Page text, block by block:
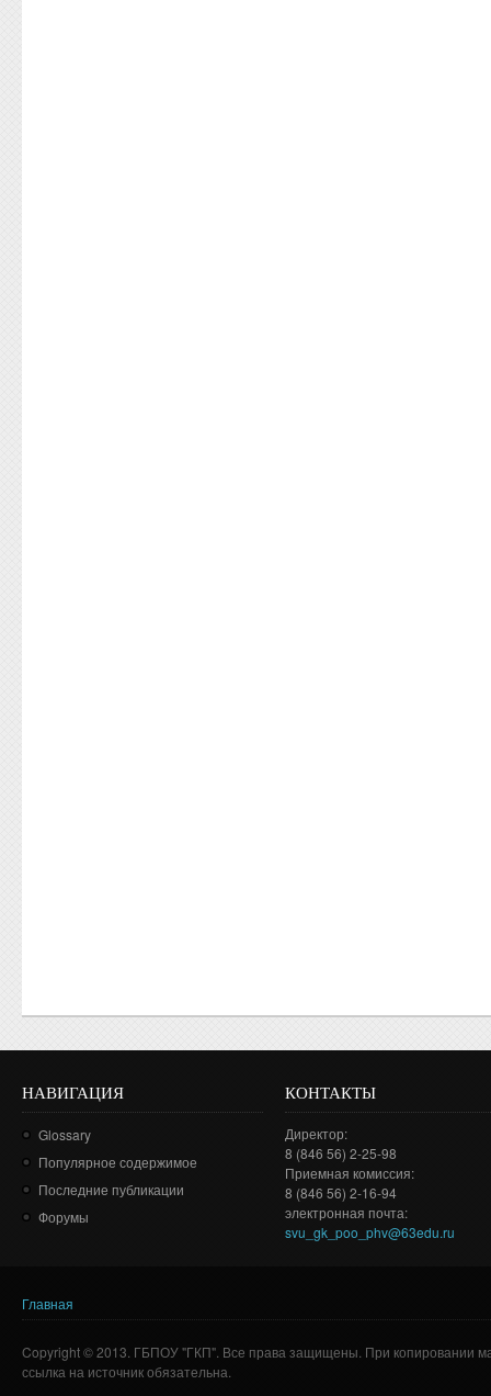
НАВИГАЦИЯ
Glossary
Популярное содержимое
Последние публикации
Форумы
КОНТАКТЫ
Директор:
8 (846 56) 2-25-98
Приемная комиссия:
8 (846 56) 2-16-94
электронная почта:
svu_gk_poo_phv@63edu.ru
Вы здесь
Главная
Copyright © 2013. ГБПОУ "ГКП". Все права защищены. При копировании
ссылка на источник обязательна.